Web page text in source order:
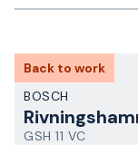
Back to work
BOSCH
GSH 11 VC